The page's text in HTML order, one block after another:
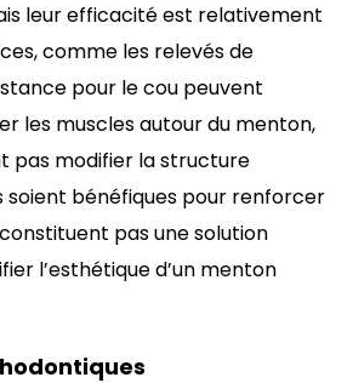
leur efficacité est relativement
comme les relevés de
pour le cou peuvent
les muscles autour du menton,
pas modifier la structure
soient bénéfiques pour renforcer
pas une solution
l’esthétique d’un menton